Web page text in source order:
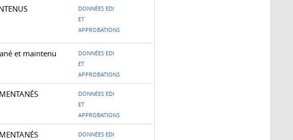
DONNÉES EDI
ET
APPROBATIONS
et maintenu
DONNÉES EDI
ET
APPROBATIONS
DONNÉES EDI
ET
APPROBATIONS
DONNÉES EDI